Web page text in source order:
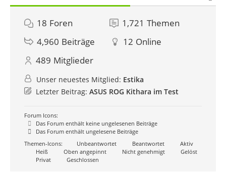
18 Foren 1,721 Themen
4,960 Beiträge 12 Online
489 Mitglieder
Unser neuestes Mitglied: Estika
Letzter Beitrag: ASUS ROG Kithara im Test
Forum Icons:
Das Forum enthält keine ungelesenen Beiträge
Das Forum enthält ungelesene Beiträge
Themen-Icons:
Unbeantwortet Beantwortet
Aktiv
Heiß
Oben angepinnt Nicht genehmigt
Gelöst
Privat
Geschlossen